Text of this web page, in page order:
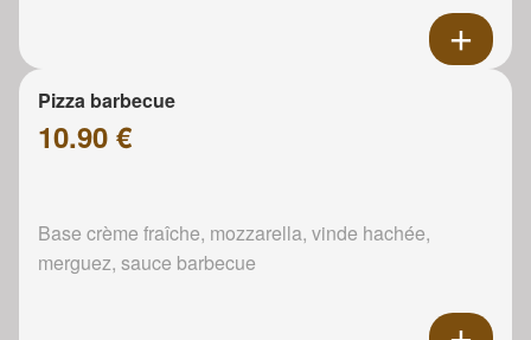
Pizza barbecue
10.90 €
Base crème fraîche, mozzarella, vinde hachée,
merguez, sauce barbecue